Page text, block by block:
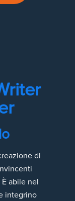
di
abile nel
integrino